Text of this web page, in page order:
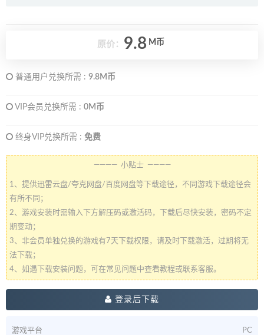
原价： 9.8 M币
普通用户兑换所需 : 9.8M币
VIP会员兑换所需 : 0M币
终身VIP兑换所需 : 免费
———— 小贴士 ————
1、提供迅雷云盘/夸克网盘/百度网盘等下载途径，不同游戏下载途径会
有所不同；
2、游戏安装时需输入下方解压码或激活码，下载后尽快安装，密码不定
期变动；
3、非会员单独兑换的游戏有7天下载权限，请及时下载激活，过期将无
法下载；
4、如遇下载安装问题，可在常见问题中查看教程或联系客服。
登录后下载
游戏平台 PC